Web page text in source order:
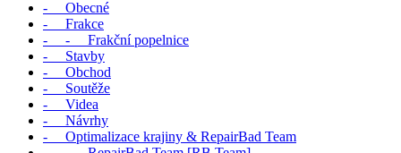
- Obecné
- Frakce
- - Frakční popelnice
- Stavby
- Obchod
- Soutěže
- Videa
- Návrhy
- Optimalizace krajiny & RepairBad Team